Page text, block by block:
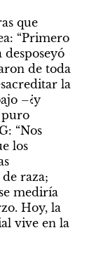
que
“Primero
desposeyó
de toda
la
–¿y
puro
“Nos
los
raza;
mediría
Hoy, la
vive en la